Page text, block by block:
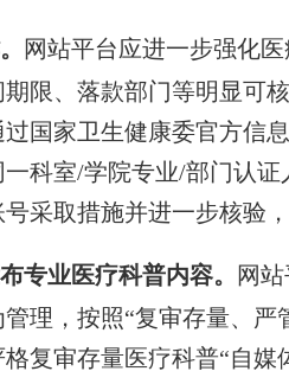
网站平台应进一步强化
限、落款部门等明显可
国家卫生健康委官方信
科室/学院专业/部门认
采取措施并进一步核验，
专业医疗科普内容。
网
理，按照“复审存量、严
复审存量医疗科普“自